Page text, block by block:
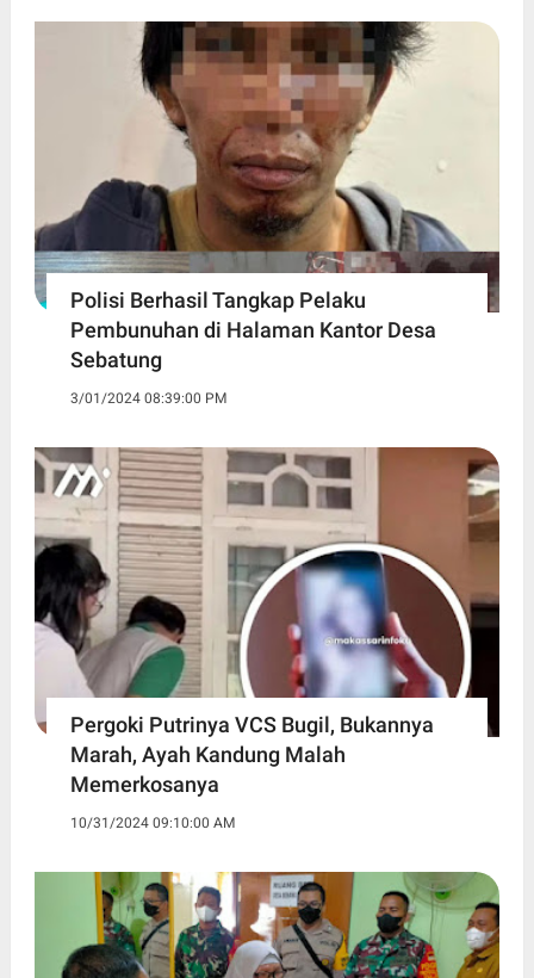
Polisi Berhasil Tangkap Pelaku
Pembunuhan di Halaman Kantor Desa
Sebatung
3/01/2024 08:39:00 PM
Pergoki Putrinya VCS Bugil, Bukannya
Marah, Ayah Kandung Malah
Memerkosanya
10/31/2024 09:10:00 AM